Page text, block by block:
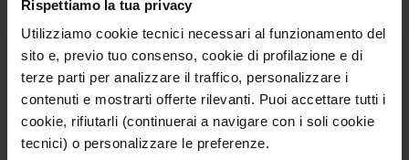
Rispettiamo la tua privacy
Utilizziamo cookie tecnici necessari al funzionamento del
sito e, previo tuo consenso, cookie di profilazione e di
terze parti per analizzare il traffico, personalizzare i
contenuti e mostrarti offerte rilevanti. Puoi accettare tutti i
cookie, rifiutarli (continuerai a navigare con i soli cookie
tecnici) o personalizzare le preferenze.
💑
Coppie e sposi
Hotel con piscina termale, cena romantica e vista mare. Il
weekend che vi siete promessi.